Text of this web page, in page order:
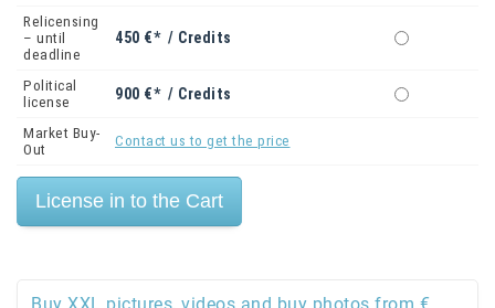
Relicensing
– until
deadline
450 €* / Credits
Political
license
900 €* / Credits
Market Buy-
Out
Contact us to get the price
Buy XXL pictures, videos and buy photos from €